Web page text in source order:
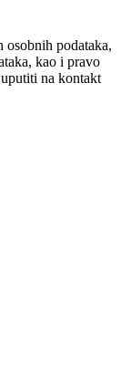
osobnih podataka,
kao i pravo
na kontakt